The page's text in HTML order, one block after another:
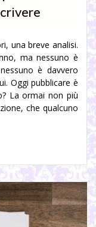
una breve analisi.
ma nessuno è
è davvero
Oggi pubblicare è
La ormai non più
che qualcuno